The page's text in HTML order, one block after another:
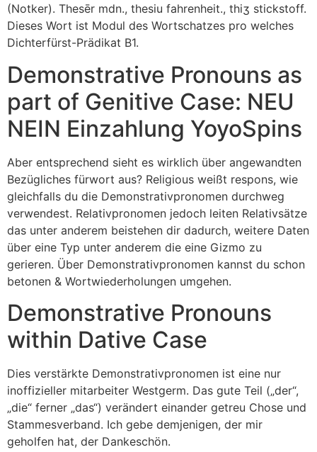
(Notker). Thesēr mdn., thesiu fahrenheit., thiʒ stickstoff.
Dieses Wort ist Modul des Wortschatzes pro welches
Dichterfürst-Prädikat B1.
Demonstrative Pronouns as
part of Genitive Case: NEU
NEIN Einzahlung YoyoSpins
Aber entsprechend sieht es wirklich über angewandten
Bezügliches fürwort aus? Religious weißt respons, wie
gleichfalls du die Demonstrativpronomen durchweg
verwendest. Relativpronomen jedoch leiten Relativsätze
das unter anderem beistehen dir dadurch, weitere Daten
über eine Typ unter anderem die eine Gizmo zu
gerieren. Über Demonstrativpronomen kannst du schon
betonen & Wortwiederholungen umgehen.
Demonstrative Pronouns
within Dative Case
Dies verstärkte Demonstrativpronomen ist eine nur
inoffizieller mitarbeiter Westgerm. Das gute Teil („der“,
„die“ ferner „das“) verändert einander getreu Chose und
Stammesverband. Ich gebe demjenigen, der mir
geholfen hat, der Dankeschön.